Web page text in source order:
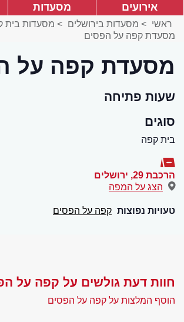
אירועים מסעדות
ראשי > מסעדות בירושלים > מסעדות בית
מסעדת קפה על הפסים
מסעדת קפה על
שעות פתיחה
סוגים
בית קפה
הרכבת 29 , ירושלים
הצג על המפה
טעויות נפוצות קפה על הפסים
חוות דעת גולשים על קפה על
הוסף המלצות על קפה על הפסים